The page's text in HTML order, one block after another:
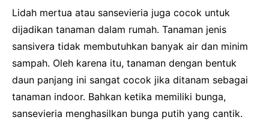
Lidah mertua atau sansevieria juga cocok untuk
dijadikan tanaman dalam rumah. Tanaman jenis
sansivera tidak membutuhkan banyak air dan minim
sampah. Oleh karena itu, tanaman dengan bentuk
daun panjang ini sangat cocok jika ditanam sebagai
tanaman indoor. Bahkan ketika memiliki bunga,
sansevieria menghasilkan bunga putih yang cantik.